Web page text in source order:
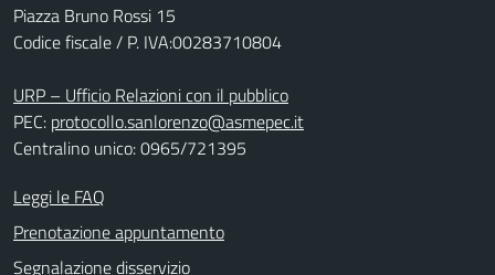
Piazza Bruno Rossi 15
Codice fiscale / P. IVA:00283710804
URP – Ufficio Relazioni con il pubblico
PEC: protocollo.sanlorenzo@asmepec.it
Centralino unico: 0965/721395
Leggi le FAQ
Prenotazione appuntamento
Segnalazione disservizio